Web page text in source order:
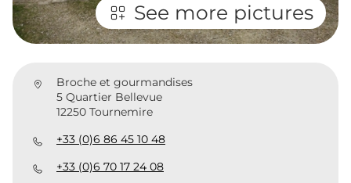
See more pictures
Broche et gourmandises
5 Quartier Bellevue
12250 Tournemire
+33 (0)6 86 45 10 48
+33 (0)6 70 17 24 08